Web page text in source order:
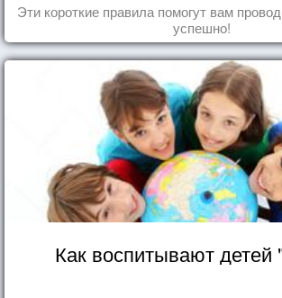
Эти короткие правила помогут вам
успешно!
Как воспитывают детей